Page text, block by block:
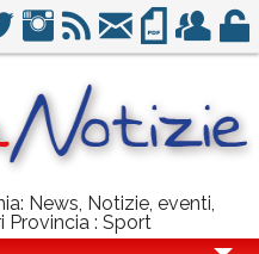
News, Notizie, eventi,
Provincia : Sport